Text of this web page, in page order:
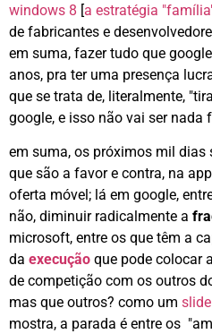
windows 8 [a estratégia
de fabricantes e
em suma, fazer tudo que
anos, pra ter uma presença
que se trata de, literalmente,
google, e isso não vai ser nada
em suma, os próximos mil dias
que são a favor e contra, na
oferta móvel; lá em google,
não, diminuir radicalmente a
microsoft, entre os que têm a
da execução que pode colocar
de competição com os outros
mas que outros? como um
mostra, a parada é entre os